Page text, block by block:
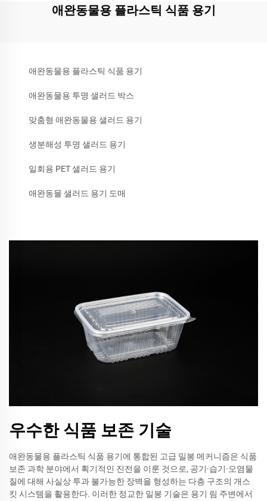
애완동물용 플라스틱 식품 용기
애완동물용 플라스틱 식품 용기
애완동물용 투명 샐러드 박스
맞춤형 애완동물용 샐러드 용기
생분해성 투명 샐러드 용기
일회용 PET 샐러드 용기
애완동물 샐러드 용기 도매
우수한 식품 보존 기술
애완동물용 플라스틱 식품 용기에 통합된 고급 밀봉 메커니즘은 식품
보존 과학 분야에서 획기적인 진전을 이룬 것으로, 공기·습기·오염물
질에 대해 사실상 투과 불가능한 장벽을 형성하는 다층 구조의 개스
킷 시스템을 활용한다. 이러한 정교한 밀봉 기술은 용기 림 주변에서